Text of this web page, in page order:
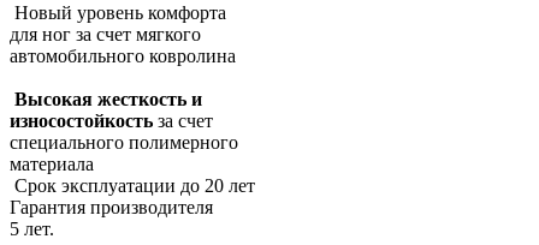
Новый уровень комфорта
для ног за счет мягкого
автомобильного ковролина
Высокая жесткость и
износостойкость за счет
специального полимерного
материала
Срок эксплуатации до 20 лет
Гарантия производителя
5 лет.